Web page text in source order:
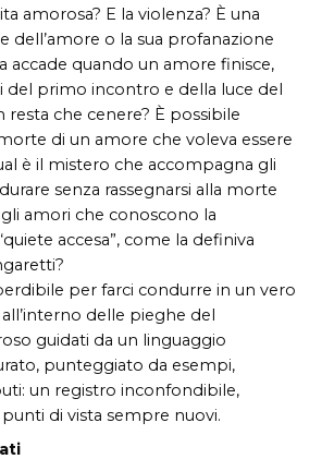
amorosa? E la violenza? È una
dell’amore o la sua profanazione
accade quando un amore finisce,
del primo incontro e della luce del
resta che cenere? È possibile
di un amore che voleva essere
è il mistero che accompagna gli
senza rassegnarsi alla morte
amori che conoscono la
accesa”, come la definiva
per farci condurre in un vero
delle pieghe del
guidati da un linguaggio
punteggiato da esempi,
un registro inconfondibile,
punti di vista sempre nuovi.